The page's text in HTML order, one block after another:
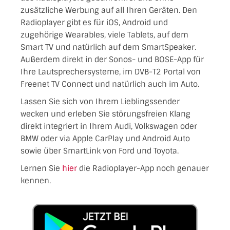
zusätzliche Werbung auf all Ihren Geräten. Den
Radioplayer gibt es für iOS, Android und
zugehörige Wearables, viele Tablets, auf dem
Smart TV und natürlich auf dem SmartSpeaker.
Außerdem direkt in der Sonos- und BOSE-App für
Ihre Lautsprechersysteme, im DVB-T2 Portal von
Freenet TV Connect und natürlich auch im Auto.
Lassen Sie sich von Ihrem Lieblingssender
wecken und erleben Sie störungsfreien Klang
direkt integriert in Ihrem Audi, Volkswagen oder
BMW oder via Apple CarPlay und Android Auto
sowie über SmartLink von Ford und Toyota.
Lernen Sie hier die Radioplayer-App noch genauer
kennen.